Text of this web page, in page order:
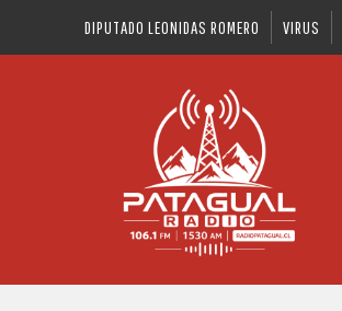
DIPUTADO LEONIDAS ROMERO VIRUS